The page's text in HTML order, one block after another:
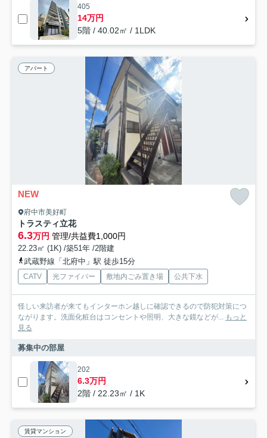
405
14万円
5階 / 40.02㎡ / 1LDK
アパート
NEW
府中市美好町
トラスティ立花
6.3万円 管理/共益費1,000円
22.23㎡ (1K) /築51年 /2階建
武蔵野線「北府中」駅 徒歩15分
CATV 光ファイバー 敷地内ごみ置き場 公共下水
怪しい来訪者が来てもインターホン越しに確認できるので防犯対策につ
ながります。洗面化粧台はコンセントや照明、大きな鏡などが... もっと
見る
募集中の部屋
202
6.3万円
2階 / 22.23㎡ / 1K
賃貸マンション